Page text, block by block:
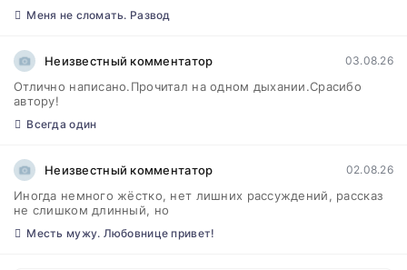
Меня не сломать. Развод
Неизвестный комментатор 03.08.26
Отлично написано.Прочитал на одном дыхании.Срасибо
автору!
Всегда один
Неизвестный комментатор 02.08.26
Иногда немного жёстко, нет лишних рассуждений, рассказ
не слишком длинный, но
Месть мужу. Любовнице привет!